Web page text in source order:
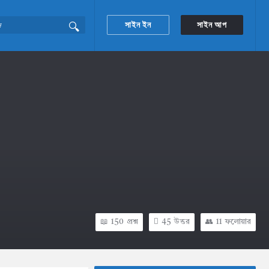
সাইন ইন সাইন আপ
11 ফলোয়ার
45 উত্তর
150 প্রশ্ন